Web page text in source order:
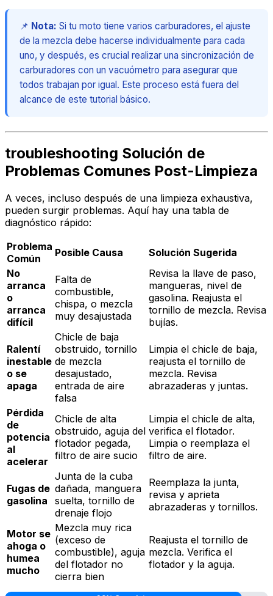
📌 Nota: Si tu moto tiene varios carburadores, el ajuste
de la mezcla debe hacerse individualmente para cada
uno, y después, es crucial realizar una sincronización de
carburadores con un vacuómetro para asegurar que
todos trabajan por igual. Este proceso está fuera del
alcance de este tutorial básico.
troubleshooting Solución de
Problemas Comunes Post-Limpieza
A veces, incluso después de una limpieza exhaustiva,
pueden surgir problemas. Aquí hay una tabla de
diagnóstico rápido:
Problema
Común
Posible Causa
Solución Sugerida
No
arranca
o
arranca
difícil
Falta de
combustible,
chispa, o mezcla
muy desajustada
Revisa la llave de paso,
mangueras, nivel de
gasolina. Reajusta el
tornillo de mezcla. Revisa
bujías.
Ralentí
inestable
o se
apaga
Chicle de baja
obstruido, tornillo
de mezcla
desajustado,
entrada de aire
falsa
Limpia el chicle de baja,
reajusta el tornillo de
mezcla. Revisa
abrazaderas y juntas.
Pérdida
de
potencia
al
acelerar
Chicle de alta
obstruido, aguja del
flotador pegada,
filtro de aire sucio
Limpia el chicle de alta,
verifica el flotador.
Limpia o reemplaza el
filtro de aire.
Fugas de
gasolina
Junta de la cuba
dañada, manguera
suelta, tornillo de
drenaje flojo
Reemplaza la junta,
revisa y aprieta
abrazaderas y tornillos.
Motor se
ahoga o
humea
mucho
Mezcla muy rica
(exceso de
combustible), aguja
del flotador no
cierra bien
Reajusta el tornillo de
mezcla. Verifica el
flotador y la aguja.